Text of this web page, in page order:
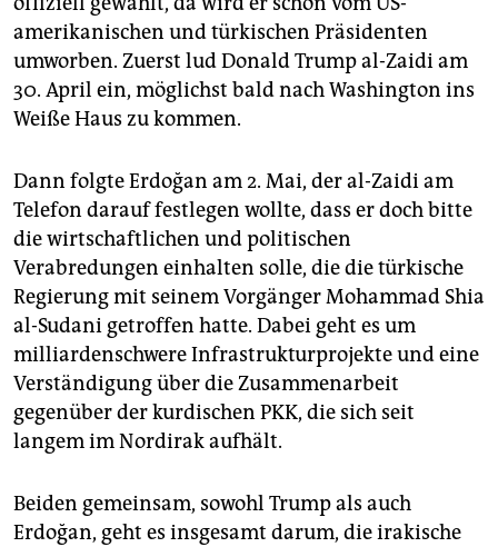
amerikanischen und türkischen Präsidenten
umworben. Zuerst lud Donald Trump al-Zaidi am
30. April ein, möglichst bald nach Washington ins
Weiße Haus zu kommen.
Dann folgte Erdoğan am 2. Mai, der al-Zaidi am
Telefon darauf festlegen wollte, dass er doch bitte
die wirtschaftlichen und politischen
Verabredungen einhalten solle, die die türkische
Regierung mit seinem Vorgänger Mohammad Shia
al-Sudani getroffen hatte. Dabei geht es um
milliardenschwere Infrastrukturprojekte und eine
Verständigung über die Zusammenarbeit
gegenüber der kurdischen PKK, die sich seit
langem im Nordirak aufhält.
Beiden gemeinsam, sowohl Trump als auch
Erdoğan, geht es insgesamt darum, die irakische